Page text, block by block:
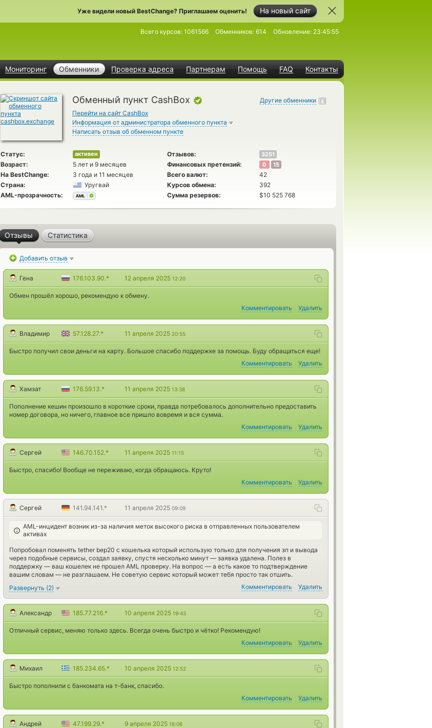
На новый сайт
Уже видели новый BestChange? Приглашаем оценить!
Мониторинг Обменники Проверка адреса Партнерам Помощь FAQ Контакты
Всего курсов: 1061566 Обменников: 614 Обновление: 23:45:55
Обменный пункт CashBox
Перейти на сайт CashBox
Информация от администратора обменного пункта
Написать отзыв об обменном пункте
Другие обменники
Статус: активен Отзывов: 3251
Возраст: 5 лет и 9 месяцев Финансовых претензий: 0 15
На BestChange: 3 года и 11 месяцев Всего валют:
42
Страна:
Уругвай Курсов обмена:
392
AML-прозрачность:
AML Сумма резервов: $10 525 768
Отзывы Статистика
Добавить отзыв
Гена 176.103.90.* 12 апреля 2025 12:20
Обмен прошёл хорошо, рекомендую к обмену.
Комментировать
Удалить
Владимир 57.128.27.* 11 апреля 2025 20:55
Быстро получил свои деньги на карту. Большое спасибо поддержке за помощь. Буду обращаться еще!
Комментировать
Удалить
Хамзат 176.59.13.* 11 апреля 2025 13:38
Пополнение кешин произошло в короткие сроки, правда потребовалось дополнительно предоставить
номер договора, но ничего, главное все пришло вовремя и вся сумма.
Комментировать
Удалить
Сергей 146.70.152.* 11 апреля 2025 11:15
Быстро, спасибо! Вообще не переживаю, когда обращаюсь. Круто!
Комментировать
Удалить
Сергей 141.94.141.* 11 апреля 2025 09:09
AML-инцидент возник из-за наличия меток высокого риска в отправленных пользователем
активах
Попробовал поменять tether bep20 с кошелька который использую только для получения зп и вывода
через подобные сервисы, создал заявку, спустя несколько минут — заявка удалена. Полез в
поддержку — ваш кошелек не прошел AML проверку. На вопрос — а есть какое то подтверждение
вашим словам — не разглашаем. Не советую сервис который может тебя просто так отшить.
Развернуть (2) Комментировать Удалить
Александр 185.77.216.* 10 апреля 2025 19:43
Отличный сервис, меняю только здесь. Всегда очень быстро и чётко! Рекомендую!
Комментировать
Удалить
Михаил 185.234.65.* 10 апреля 2025 12:52
Быстро пополнили с банкомата на т-банк, спасибо.
Комментировать
Удалить
Андрей 47.199.29.* 9 апреля 2025 16:08